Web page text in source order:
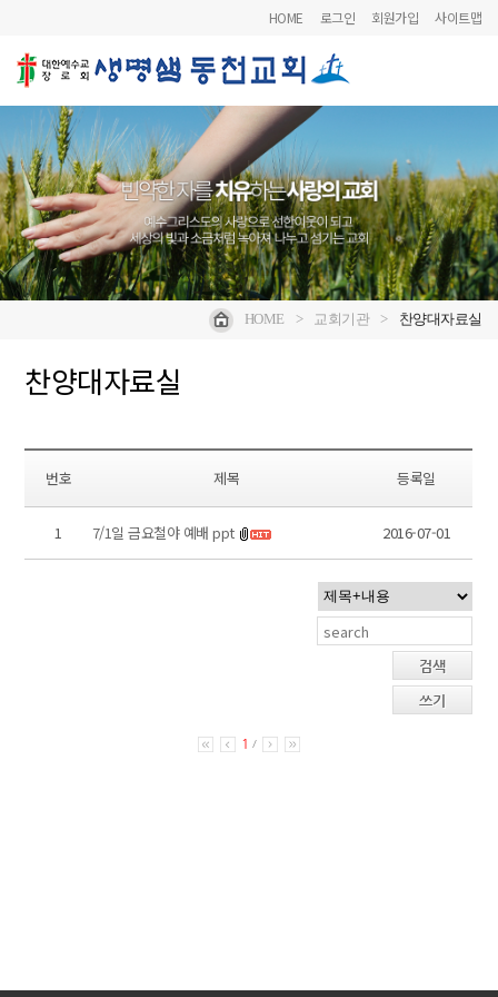
HOME 로그인 회원가입 사이트맵
HOME > 교회기관 > 찬양대자료실
찬양대자료실
번호 제목 등록일
1 7/1일 금요철야 예배 ppt 2016-07-01
검색
쓰기
1 /